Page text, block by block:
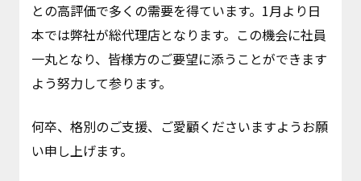
との高評価で多くの需要を得ています。1月より日
本では弊社が総代理店となります。この機会に社員
一丸となり、皆様方のご要望に添うことができます
よう努力して参ります。
何卒、格別のご支援、ご愛顧くださいますようお願
い申し上げます。